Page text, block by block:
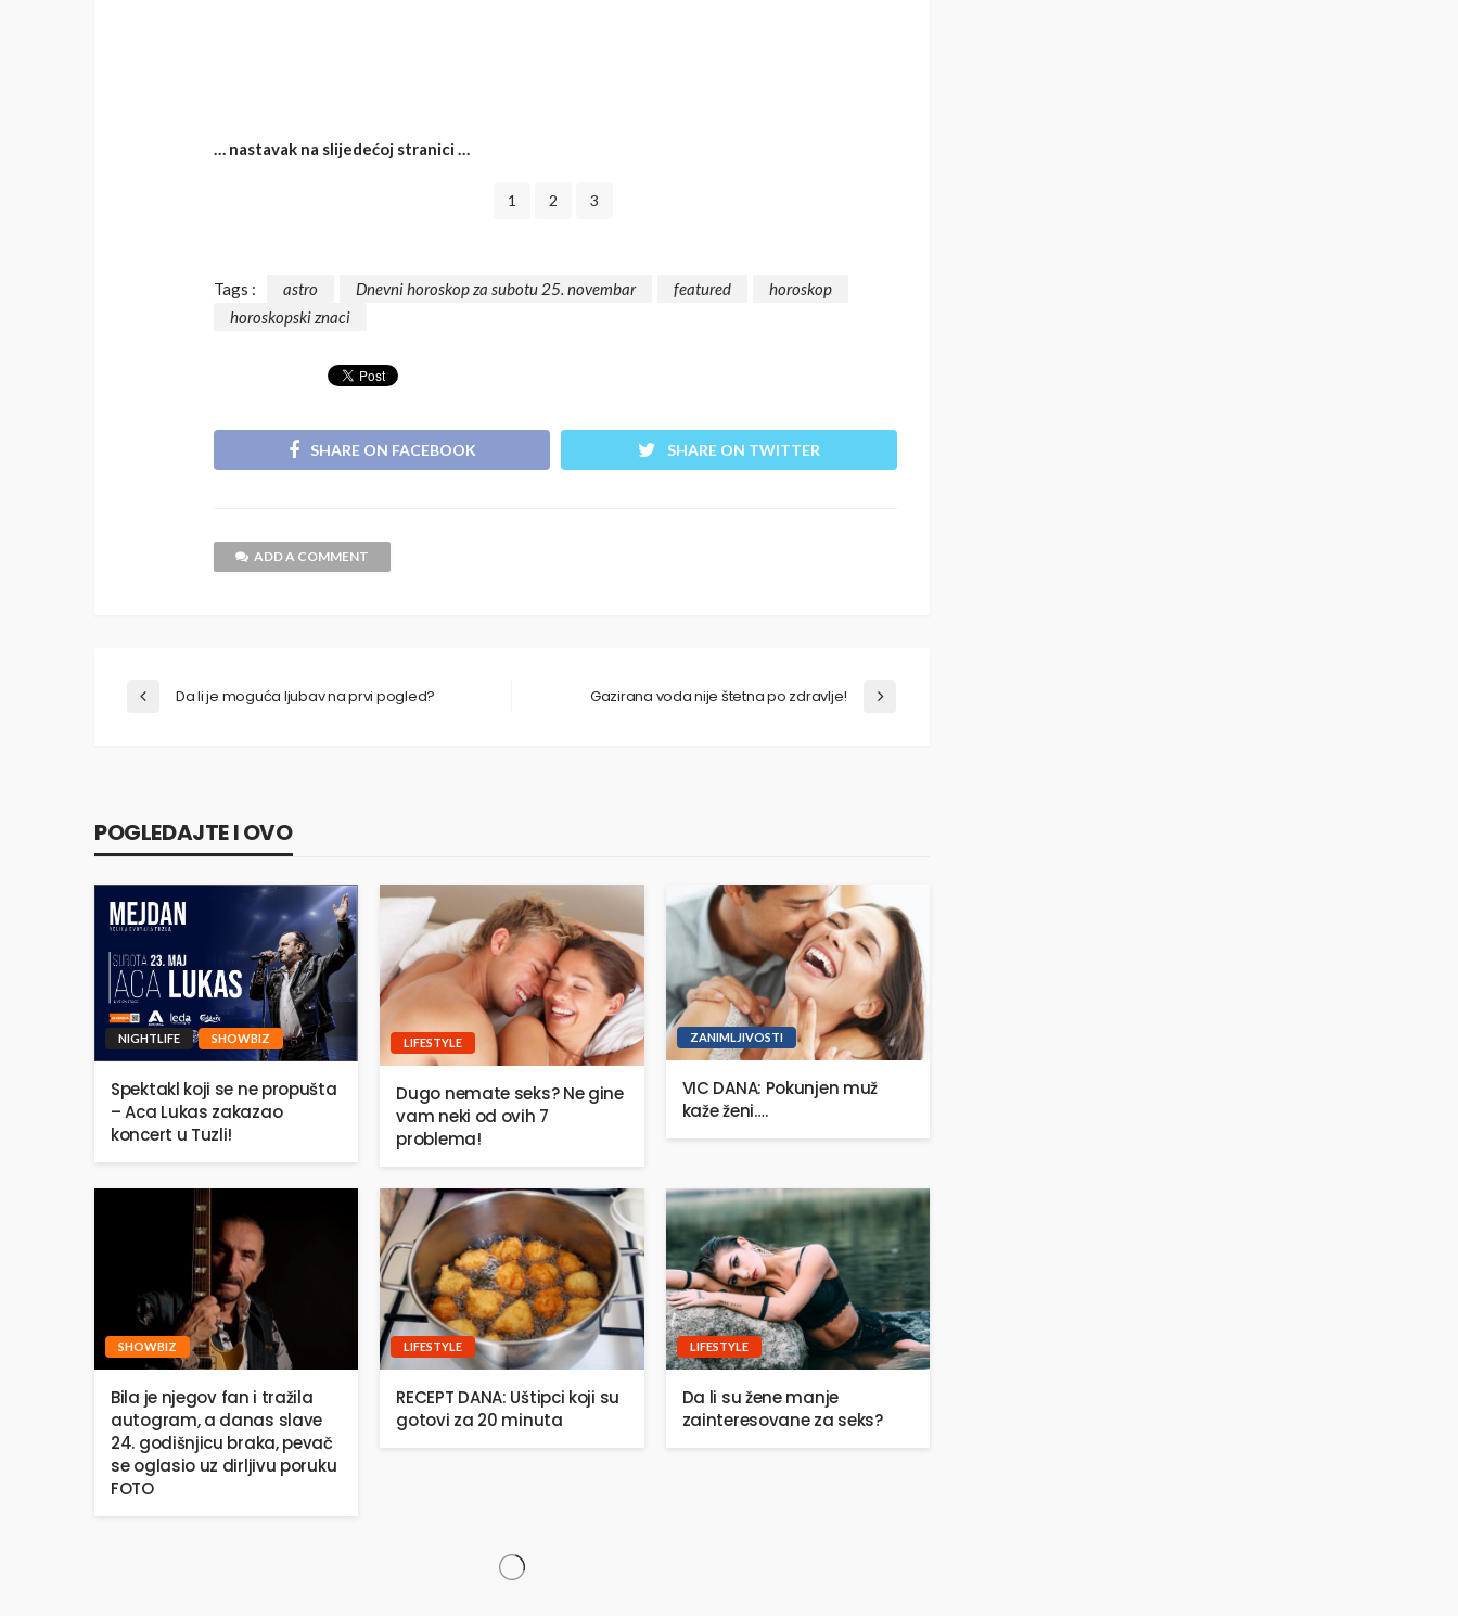
… nastavak na slijedećoj stranici …
1 2 3
Tags : astro Dnevni horoskop za subotu 25. novembar featured
horoskop
horoskopski znaci
SHARE ON FACEBOOK SHARE ON TWITTER
ADD A COMMENT
Da li je moguća ljubav na prvi pogled? Gazirana voda nije štetna po zdravlje!
POGLEDAJTE I OVO
NIGHTLIFE SHOWBIZ
Spektakl koji se ne propušta
– Aca Lukas zakazao
koncert u Tuzli!
LIFESTYLE
Dugo nemate seks? Ne gine
vam neki od ovih 7
problema!
ZANIMLJIVOSTI
VIC DANA: Pokunjen muž
kaže ženi….
SHOWBIZ
Bila je njegov fan i tražila
autogram, a danas slave
24. godišnjicu braka, pevač
se oglasio uz dirljivu poruku
FOTO
LIFESTYLE
RECEPT DANA: Uštipci koji su
gotovi za 20 minuta
LIFESTYLE
Da li su žene manje
zainteresovane za seks?